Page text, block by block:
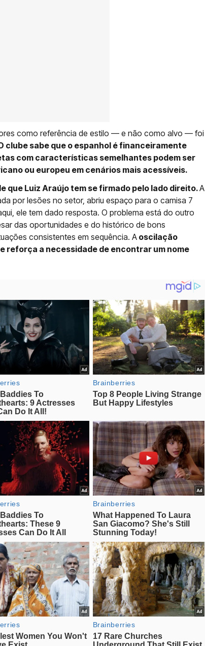
como referência de estilo — e não como alvo — foi
clube sabe que o espanhol é financeiramente
com características semelhantes podem ser
ou europeu em cenários mais acessíveis.
que Luiz Araújo tem se firmado pelo lado direito.A
por lesões no setor, abriu espaço para o camisa 7
ele tem dado resposta. O problema está do outro
das oportunidades e do histórico de bons
consistentes em sequência. A oscilação
reforça a necessidade de encontrar um nome